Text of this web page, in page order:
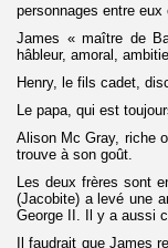
personnages entre
James « maître de
hâbleur, amoral,
Henry, le fils cadet,
Le papa, qui est
Alison Mc Gray, riche
trouve à son goût.
Les deux frères sont
(Jacobite) a levé une
George II. Il y a aussi
Il faudrait que James